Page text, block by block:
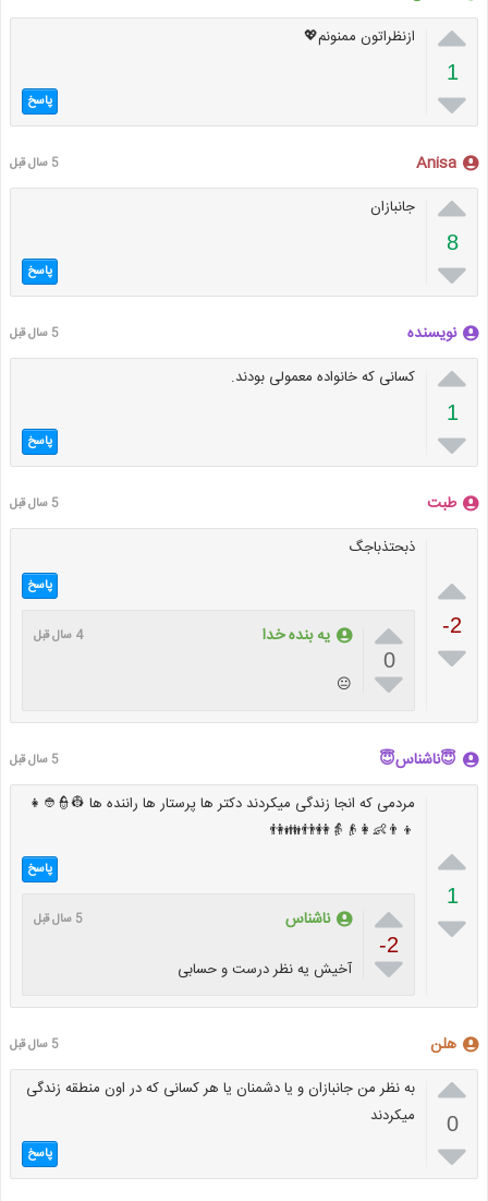

1

ازنظراتون ممنونم💖
پاسخ
Anisa 5 سال قبل

8

جانبازان
پاسخ
نویسنده 5 سال قبل

1

کسانی که خانواده معمولی بودند.
پاسخ
طبت 5 سال قبل

-2

ذبحتذباجگ
پاسخ

0

یه بنده خدا 4 سال قبل
😐
😇ناشناس😇 5 سال قبل

1

مردمی که انجا زندگی میکردند دکتر ها پرستار ها راننده ها 👷👮👲👧
👦👨👶👩👴👵👭👬👪👫
پاسخ

-2

ناشناس 5 سال قبل
آخیش یه نظر درست و حسابی
هلن 5 سال قبل

0

به نظر من جانبازان و یا دشمنان یا هر کسانی که در اون منطقه زندگی
میکردند
پاسخ